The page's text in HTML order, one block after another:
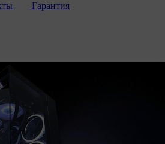
Гарантия